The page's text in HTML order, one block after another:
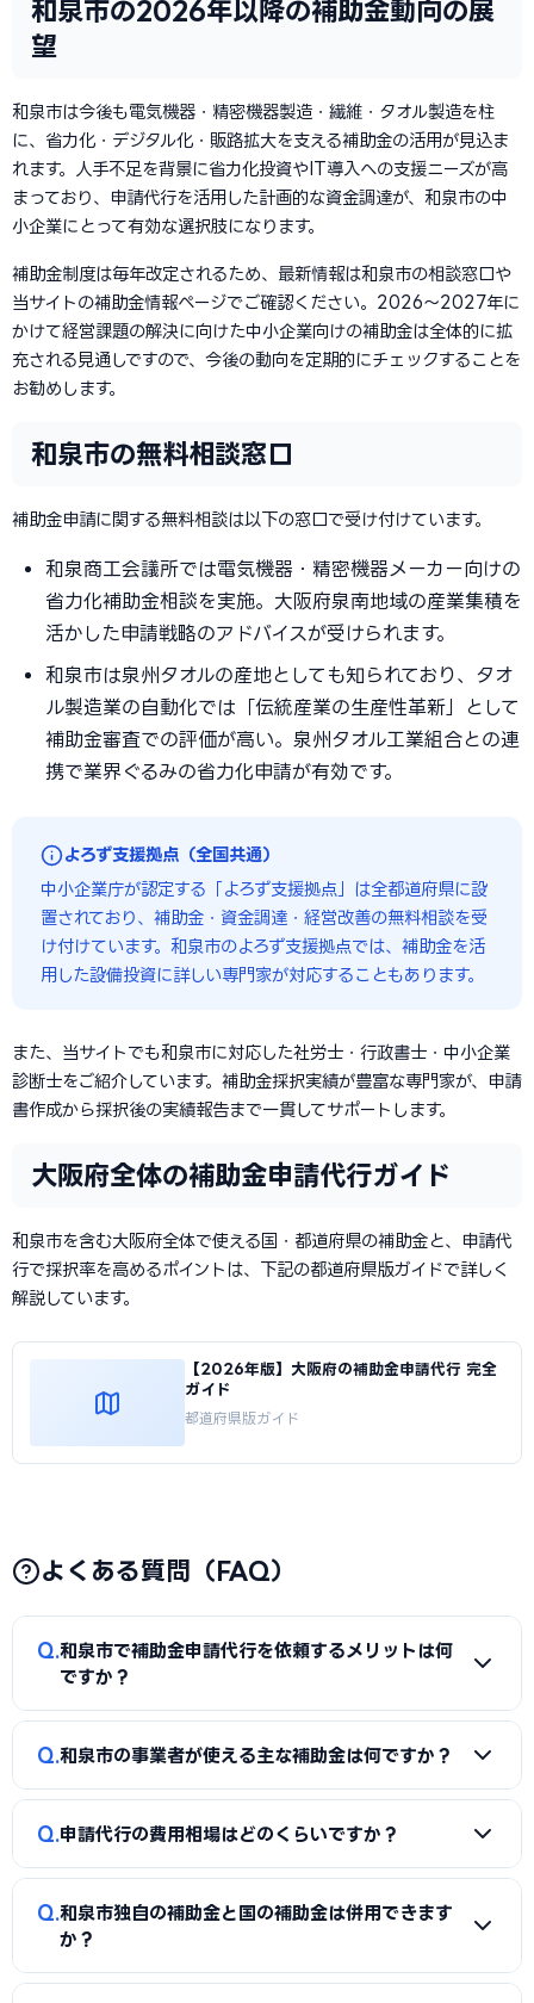
和泉市の2026年以降の補助金動向の展
望
和泉市は今後も電気機器・精密機器製造・繊維・タオル製造を柱
に、省力化・デジタル化・販路拡大を支える補助金の活用が見込ま
れます。人手不足を背景に省力化投資やIT導入への支援ニーズが高
まっており、申請代行を活用した計画的な資金調達が、和泉市の中
小企業にとって有効な選択肢になります。
補助金制度は毎年改定されるため、最新情報は和泉市の相談窓口や
当サイトの補助金情報ページでご確認ください。2026〜2027年に
かけて経営課題の解決に向けた中小企業向けの補助金は全体的に拡
充される見通しですので、今後の動向を定期的にチェックすることを
お勧めします。
和泉市の無料相談窓口
補助金申請に関する無料相談は以下の窓口で受け付けています。
和泉商工会議所では電気機器・精密機器メーカー向けの
省力化補助金相談を実施。大阪府泉南地域の産業集積を
活かした申請戦略のアドバイスが受けられます。
和泉市は泉州タオルの産地としても知られており、タオ
ル製造業の自動化では「伝統産業の生産性革新」として
補助金審査での評価が高い。泉州タオル工業組合との連
携で業界ぐるみの省力化申請が有効です。
よろず支援拠点（全国共通）
中小企業庁が認定する「よろず支援拠点」は全都道府県に設
置されており、補助金・資金調達・経営改善の無料相談を受
け付けています。和泉市のよろず支援拠点では、補助金を活
用した設備投資に詳しい専門家が対応することもあります。
また、当サイトでも和泉市に対応した社労士・行政書士・中小企業
診断士をご紹介しています。補助金採択実績が豊富な専門家が、申請
書作成から採択後の実績報告まで一貫してサポートします。
大阪府全体の補助金申請代行ガイド
和泉市を含む大阪府全体で使える国・都道府県の補助金と、申請代
行で採択率を高めるポイントは、下記の都道府県版ガイドで詳しく
解説しています。
【2026年版】大阪府の補助金申請代行 完全
ガイド
都道府県版ガイド
よくある質問（FAQ）
Q 和泉市で補助金申請代行を依頼するメリットは何
ですか？
A
補助金は事業計画書の完成度で採択率が大きく変わりま
成、必要書類の整備、申請システム（電子申請）の操作、採
択後の実績報告まで一貫してサポートを受けられます。本業に
Q 和泉市の事業者が使える主な補助金は何ですか？
A
国の「ものづくり補助金」「IT導入補助金」「小規模事
投資補助金」に加え、和泉市独自の補助金・助成金が活用で
きます。詳しくは本記事の「和泉市独自の補助金制度」「国
の主要補助金」の各セクションをご覧ください。
Q 申請代行の費用相場はどのくらいですか？
A
一般的に「着手金（無料〜数万円）＋成功報酬（採択額
の10〜15%程度）」の体系が多く、完全成功報酬型の事務所
約前に見積もりと報酬条件を必ず確認しましょう。当サイト
Q 和泉市独自の補助金と国の補助金は併用できます
か？